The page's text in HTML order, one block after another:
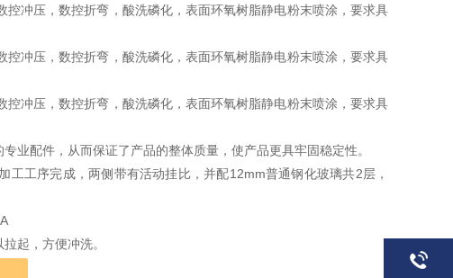
冲压，数控折弯，酸洗磷化，表面环氧树脂静电粉末喷涂，要求具
冲压，数控折弯，酸洗磷化，表面环氧树脂静电粉末喷涂，要求具
冲压，数控折弯，酸洗磷化，表面环氧树脂静电粉末喷涂，要求具
业配件，从而保证了产品的整体质量，使产品更具牢固稳定性。
工工序完成，两侧带有活动挂比，并配12mm普通钢化玻璃共2层，
起，方便冲洗。